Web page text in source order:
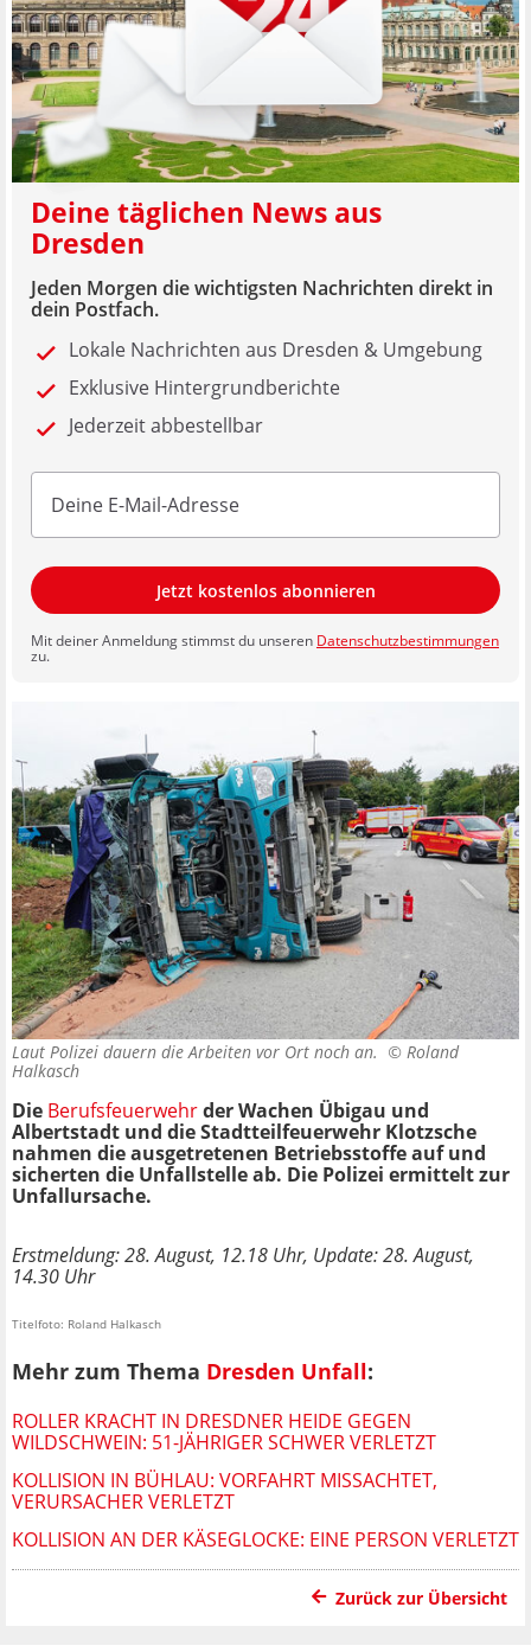
Deine täglichen News aus
Dresden
Jeden Morgen die wichtigsten Nachrichten direkt in
dein Postfach.
Lokale Nachrichten aus Dresden & Umgebung
Exklusive Hintergrundberichte
Jederzeit abbestellbar
Jetzt kostenlos abonnieren
Mit deiner Anmeldung stimmst du unseren Datenschutzbestimmungen
zu.
Laut Polizei dauern die Arbeiten vor Ort noch an. © Roland
Halkasch
Die Berufsfeuerwehrder Wachen Übigau und
Albertstadt und die Stadtteilfeuerwehr Klotzsche
nahmen die ausgetretenen Betriebsstoffe auf und
sicherten die Unfallstelle ab. Die Polizei ermittelt zur
Unfallursache.
Erstmeldung: 28. August, 12.18 Uhr, Update: 28. August,
14.30 Uhr
Titelfoto: Roland Halkasch
Mehr zum Thema Dresden Unfall:
ROLLER KRACHT IN DRESDNER HEIDE GEGEN
WILDSCHWEIN: 51-JÄHRIGER SCHWER VERLETZT
KOLLISION IN BÜHLAU: VORFAHRT MISSACHTET,
VERURSACHER VERLETZT
KOLLISION AN DER KÄSEGLOCKE: EINE PERSON VERLETZT
Zurück zur Übersicht